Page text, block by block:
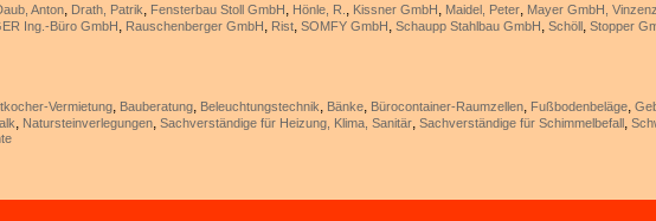
Anton, Drath, Patrik, Fensterbau Stoll GmbH, Hönle, R. , Kissner GmbH, Maidel, Peter, Mayer GmbH, Vinzenz
Ing.-Büro GmbH, Rauschenberger GmbH, Rist,SOMFY GmbH,Schaupp Stahlbau GmbH,Schöll,Stopper
Vermietung, Bauberatung, Beleuchtungstechnik, Bänke, Bürocontainer-Raumzellen, Fußbodenbeläge,
, Natursteinverlegungen,Sachverständige für Heizung, Klima, Sanitär,Sachverständige für Schimmelbefall,